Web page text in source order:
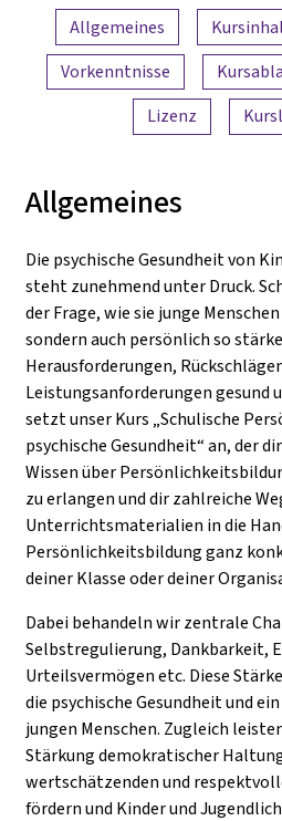
Inhaltsübersicht
Allgemeines
Vorkenntnisse
Lizenz
Allgemeines
Die psychische Gesundheit von
steht zunehmend unter Druck.
der Frage, wie sie junge
sondern auch persönlich so
Herausforderungen,
Leistungsanforderungen gesund
setzt unser Kurs „Schulische
psychische Gesundheit“ an, der
Wissen über
zu erlangen und dir zahlreiche
Unterrichtsmaterialien in die
Persönlichkeitsbildung ganz
deiner Klasse oder deiner
Dabei behandeln wir zentrale
Selbstregulierung, Dankbarkeit,
Urteilsvermögen etc. Diese
die psychische Gesundheit und
jungen Menschen. Zugleich
Stärkung demokratischer
wertschätzenden und
fördern und Kinder und